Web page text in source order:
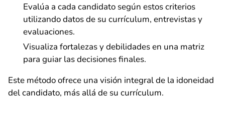
Evalúa a cada candidato según estos criterios
utilizando datos de su currículum, entrevistas y
evaluaciones.
Visualiza fortalezas y debilidades en una matriz
para guiar las decisiones finales.
Este método ofrece una visión integral de la idoneidad
del candidato, más allá de su currículum.